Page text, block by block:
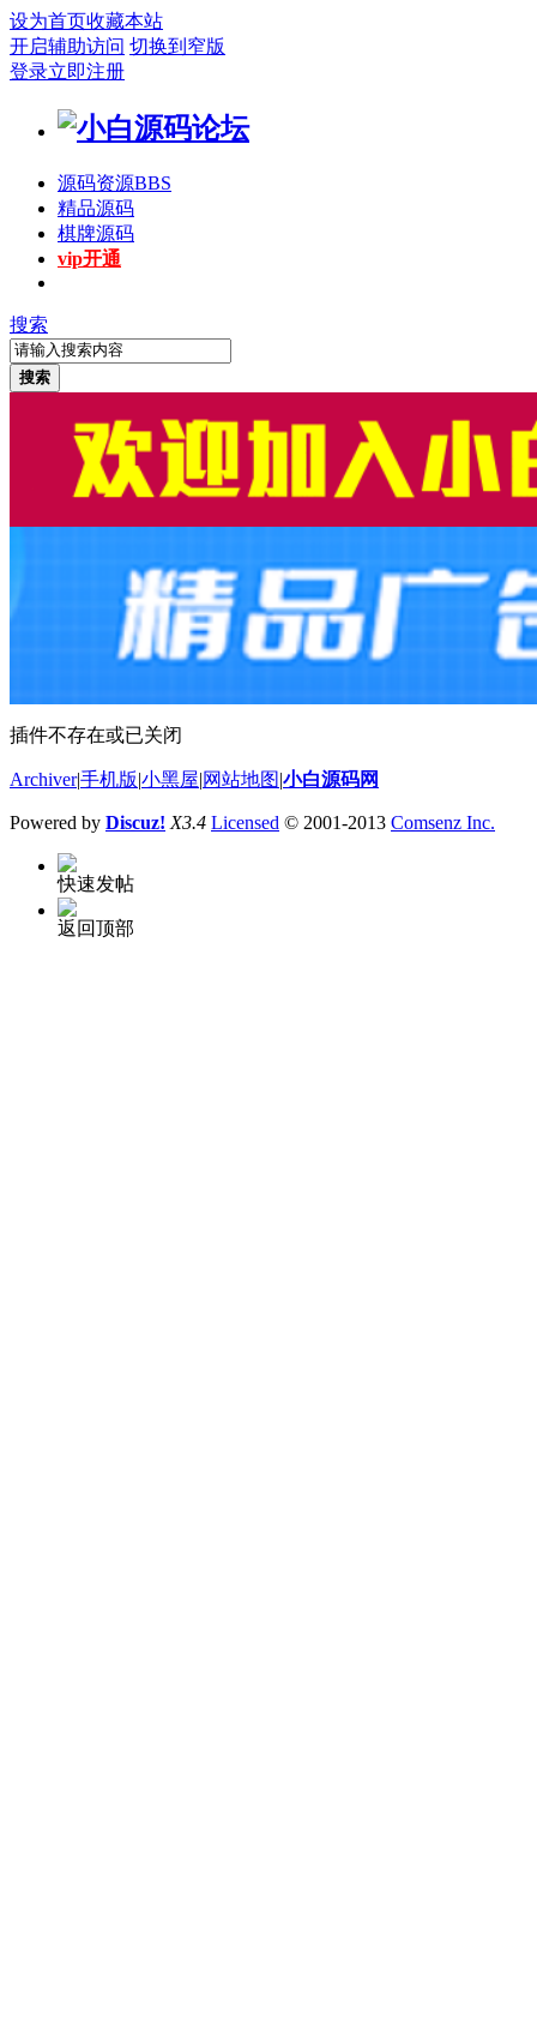
设为首页收藏本站
开启辅助访问 切换到窄版
登录立即注册
源码资源BBS
精品源码
棋牌源码
vip开通
搜索
搜索
插件不存在或已关闭
Archiver|手机版 小黑屋 网站地图 小白源码网
Powered by Discuz! X3.4 Licensed © 2001-2013 Comsenz Inc.
快速发帖
返回顶部